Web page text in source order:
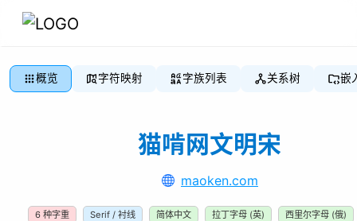
概览 字符映射 字族列表 关系树 嵌
猫啃网文明宋
maoken.com
6 种字重 Serif / 衬线 简体中文 拉丁字母 (英) 西里尔字母 (俄)